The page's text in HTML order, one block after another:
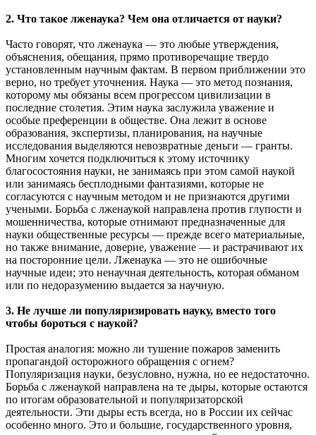
2. Что такое лженаука? Чем она отличается от науки?
Часто говорят, что лженаука — это любые утверждения,
объяснения, обещания, прямо противоречащие твердо
установленным научным фактам. В первом приближении это
верно, но требует уточнения. Наука — это метод познания,
которому мы обязаны всем прогрессом цивилизации в
последние столетия. Этим наука заслужила уважение и
особые преференции в обществе. Она лежит в основе
образования, экспертизы, планирования, на научные
исследования выделяются невозвратные деньги — гранты.
Многим хочется подключиться к этому источнику
благосостояния науки, не занимаясь при этом самой наукой
или занимаясь бесплодными фантазиями, которые не
согласуются с научным методом и не признаются другими
учеными. Борьба с лженаукой направлена против глупости и
мошенничества, которые отнимают предназначенные для
науки общественные ресурсы — прежде всего материальные,
но также внимание, доверие, уважение — и растрачивают их
на посторонние цели. Лженаука — это не ошибочные
научные идеи; это ненаучная деятельность, которая обманом
или по недоразумению выдается за научную.
3. Не лучше ли популяризировать науку, вместо того
чтобы бороться с наукой?
Простая аналогия: можно ли тушение пожаров заменить
пропагандой осторожного обращения с огнем?
Популяризация науки, безусловно, нужна, но ее недостаточно.
Борьба с лженаукой направлена на те дыры, которые остаются
по итогам образовательной и популяризаторской
деятельности. Эти дыры есть всегда, но в России их сейчас
особенно много. Это и большие, государственного уровня,